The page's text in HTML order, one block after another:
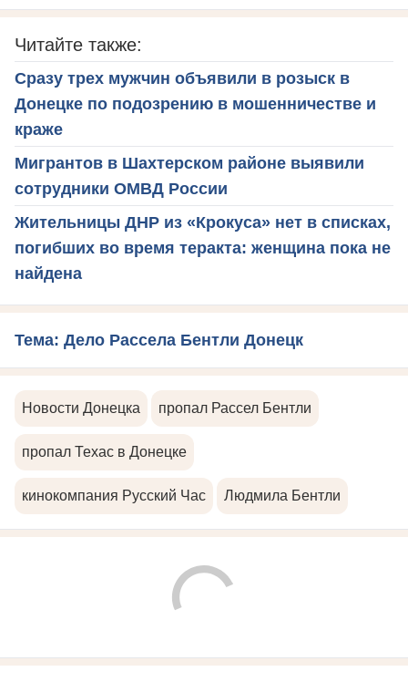
Читайте также:
Сразу трех мужчин объявили в розыск в
Донецке по подозрению в мошенничестве и
краже
Мигрантов в Шахтерском районе выявили
сотрудники ОМВД России
Жительницы ДНР из «Крокуса» нет в списках,
погибших во время теракта: женщина пока не
найдена
Тема: Дело Рассела Бентли Донецк
Новости Донецка пропал Рассел Бентли
пропал Техас в Донецке
кинокомпания Русский Час Людмила Бентли